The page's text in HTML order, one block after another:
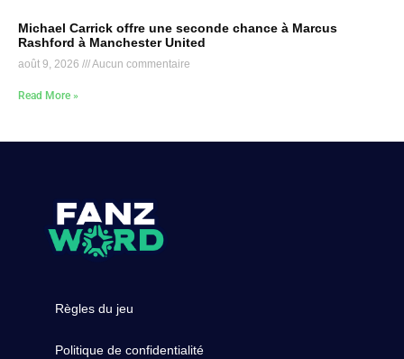
Michael Carrick offre une seconde chance à Marcus
Rashford à Manchester United
août 9, 2026 Aucun commentaire
Read More »
Règles du jeu
Politique de confidentialité